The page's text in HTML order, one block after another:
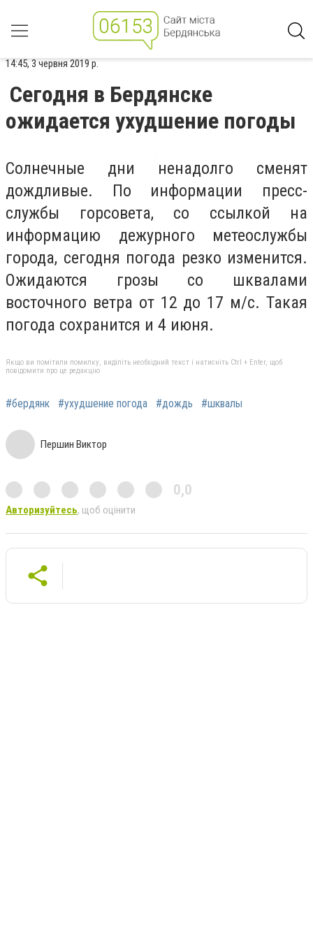
14:45, 3 червня 2019 р.
Сегодня в Бердянске
ожидается ухудшение погоды
Солнечные дни ненадолго сменят
дождливые. По информации пресс-
службы горсовета, со ссылкой на
информацию дежурного метеослужбы
города, сегодня погода резко изменится.
Ожидаются грозы со шквалами
восточного ветра от 12 до 17 м/с. Такая
погода сохранится и 4 июня.
Якщо ви помітили помилку, виділіть необхідний текст і натисніть Ctrl + Enter, щоб
повідомити про це редакцію
#бердянк #ухудшение погода #дождь #шквалы
Першин Виктор
0,0
Авторизуйтесь, щоб оцінити